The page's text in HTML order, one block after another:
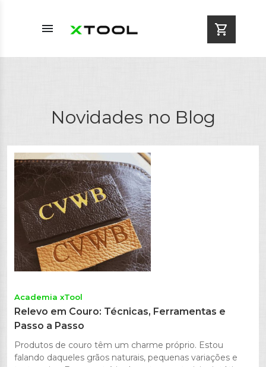
menu shopping_cart
Novidades no Blog
Academia xTool
Relevo em Couro: Técnicas, Ferramentas e
Passo a Passo
Produtos de couro têm um charme próprio. Estou
falando daqueles grãos naturais, pequenas variações e